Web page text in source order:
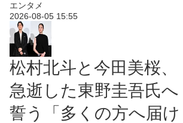
エンタメ
2026-08-05 15:55
松村北斗と今田美桜、
急逝した東野圭吾氏へ
誓う「多くの方へ届け